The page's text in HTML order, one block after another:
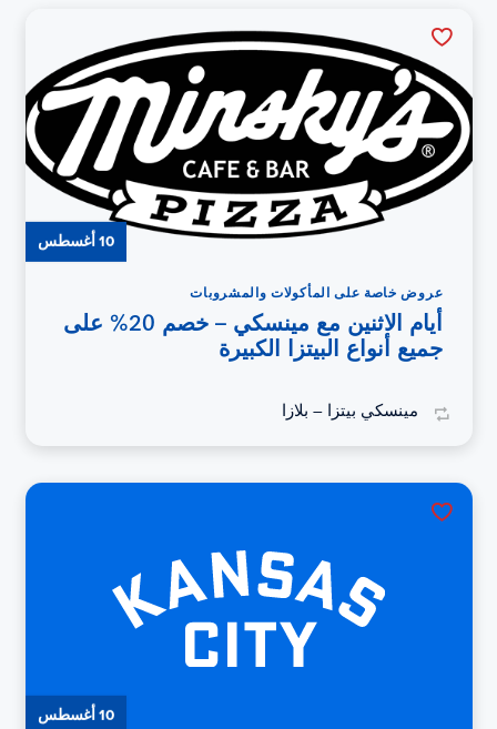
10 أغسطس
عروض خاصة على المأكولات والمشروبات
أيام الاثنين مع مينسكي – خصم 20% على
جميع أنواع البيتزا الكبيرة
مينسكي بيتزا – بلازا
10 أغسطس